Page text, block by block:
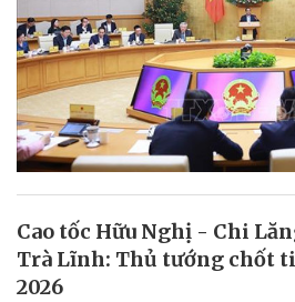
Cao tốc Hữu Nghị - Chi
Trà Lĩnh: Thủ tướng chốt
2026